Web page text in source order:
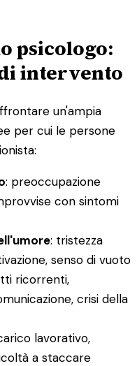
psicologo:
intervento
un'ampia
per cui le persone
: preoccupazione
con sintomi
: tristezza
senso di vuoto
ricorrenti,
crisi della
lavorativo,
a staccare